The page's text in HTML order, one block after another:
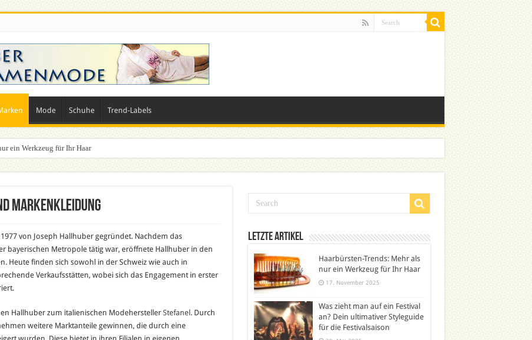
Mode Schuhe Trend-Labels
ein Werkzeug für Ihr Haar
Dein ultimativer Styleguide für die Festivalsaison
Markenkleidung
von Joseph Hallhuber gegründet. Nachdem das
bayerischen Metropole tätig war, eröffnete Hallhuber in den
Heute finden sich sowohl in der Schweiz wie auch in
Verkaufsstätten, wobei sich das Engagement in erster
Hallhuber zum italienischen Modehersteller Stefanel . Durch
weitere Marktanteile gewinnen, die durch eine
Letzte Artikel
Haarbürsten-Trends: Mehr als
nur ein Werkzeug für Ihr Haar
17. November 2025
Was zieht man auf ein Festival
an? Dein ultimativer Styleguide
für die Festivalsaison